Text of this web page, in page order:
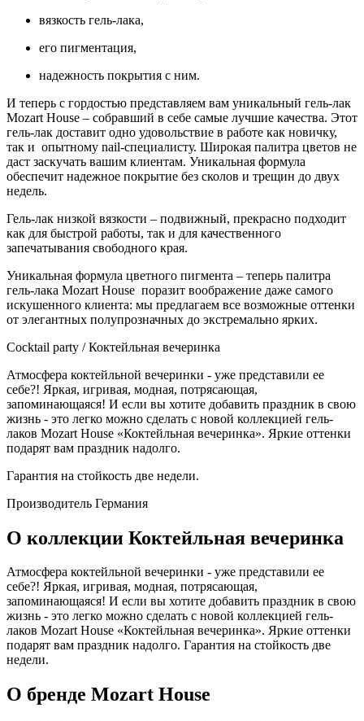
вязкость гель-лака,
его пигментация,
надежность покрытия с ним.
И теперь с гордостью представляем вам уникальный гель-лак
Mozart House – собравший в себе самые лучшие качества. Этот
гель-лак доставит одно удовольствие в работе как новичку,
так и опытному nail-специалисту. Широкая палитра цветов не
даст заскучать вашим клиентам. Уникальная формула
обеспечит надежное покрытие без сколов и трещин до двух
недель.
Гель-лак низкой вязкости – подвижный, прекрасно подходит
как для быстрой работы, так и для качественного
запечатывания свободного края.
Уникальная формула цветного пигмента – теперь палитра
гель-лака Mozart House поразит воображение даже самого
искушенного клиента: мы предлагаем все возможные оттенки
от элегантных полупрозначных до экстремально ярких.
Сocktail party / Коктейльная вечеринка
Атмосфера коктейльной вечеринки - уже представили ее
себе?! Яркая, игривая, модная, потрясающая,
запоминающаяся! И если вы хотите добавить праздник в свою
жизнь - это легко можно сделать с новой коллекцией гель-
лаков Mozart House «Коктейльная вечеринка». Яркие оттенки
подарят вам праздник надолго.
Гарантия на стойкость две недели.
Производитель Германия
О коллекции Коктейльная вечеринка
Атмосфера коктейльной вечеринки - уже представили ее
себе?! Яркая, игривая, модная, потрясающая,
запоминающаяся! И если вы хотите добавить праздник в свою
жизнь - это легко можно сделать с новой коллекцией гель-
лаков Mozart House «Коктейльная вечеринка». Яркие оттенки
подарят вам праздник надолго. Гарантия на стойкость две
недели.
О бренде Mozart House